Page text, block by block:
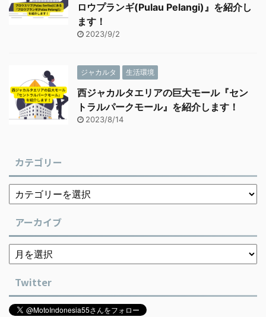
ロウプランギ(Pulau Pelangi)』を紹介し
ます！
2023/9/2
ジャカルタ 生活環境
西ジャカルタエリアの巨大モール『セン
トラルパークモール』を紹介します！
2023/8/14
カテゴリー
アーカイブ
Twitter